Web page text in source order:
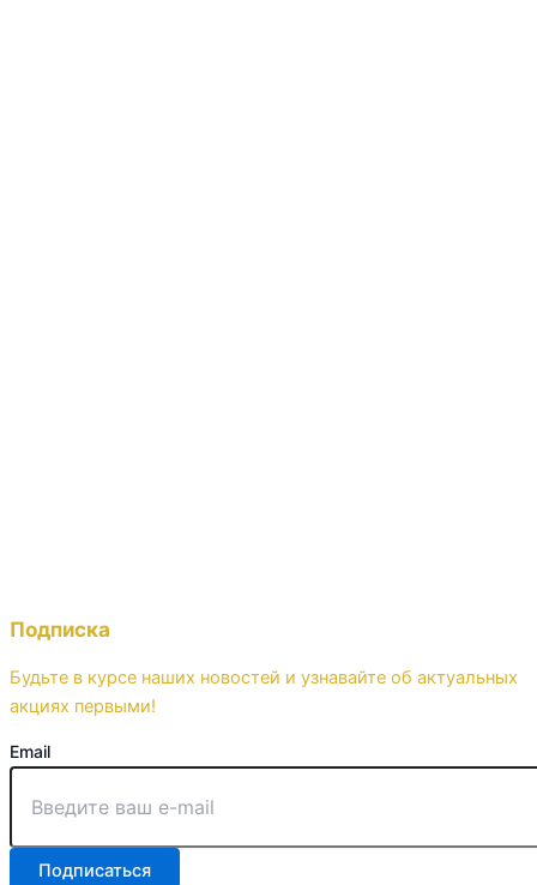
Подписка
Будьте в курсе наших новостей и узнавайте об актуальных
акциях первыми!
Email
Подписаться